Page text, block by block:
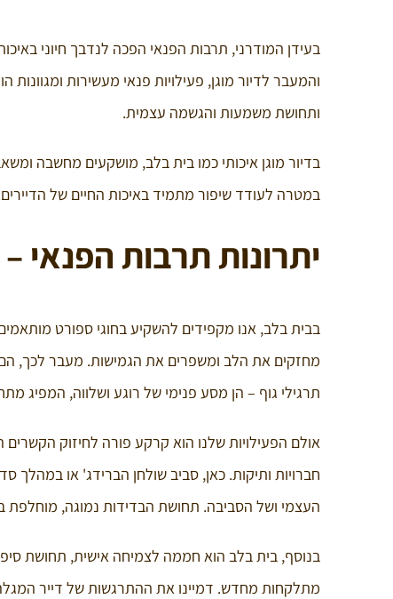
בעידן המודרני, תרבות הפנאי הפכה לנדבך חיוני
והמעבר לדיור מוגן, פעילויות פנאי מעשירות
ותחושת משמעות והגשמה עצמית.
בדיור מוגן איכותי כמו בית בלב, מושקעים מחשבה
במטרה לעודד שיפור מתמיד באיכות החיים של
יתרונות תרבות הפנאי
בבית בלב, אנו מקפידים להשקיע בחוגי ספורט
מחזקים את הלב ומשפרים את הגמישות. מעבר לכך, הם
תרגילי גוף – הן מסע פנימי של רוגע ושלווה, המפיג
אולם הפעילויות שלנו הוא קרקע פורה לחיזוק הקשרים
חברויות ותיקות. כאן, סביב שולחן הברידג' או
העצמי ושל הסביבה. תחושת הבדידות נמוגה, מוחלפת
בנוסף, בית בלב הוא חממה לצמיחה אישית, תחושת
מתלקחות מחדש. דמיינו את ההתרגשות של דייר